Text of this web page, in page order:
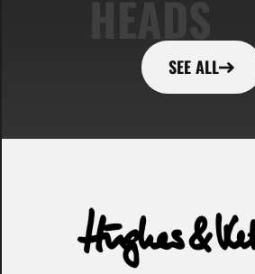
HEADS
SEE ALL